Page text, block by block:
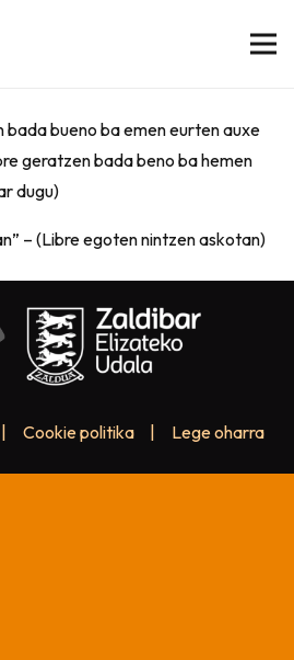
bueno ba emen eurten auxe
geratzen bada beno ba hemen
dugu)
– (Libre egoten nintzen askotan)
Cookie politika Lege oharra